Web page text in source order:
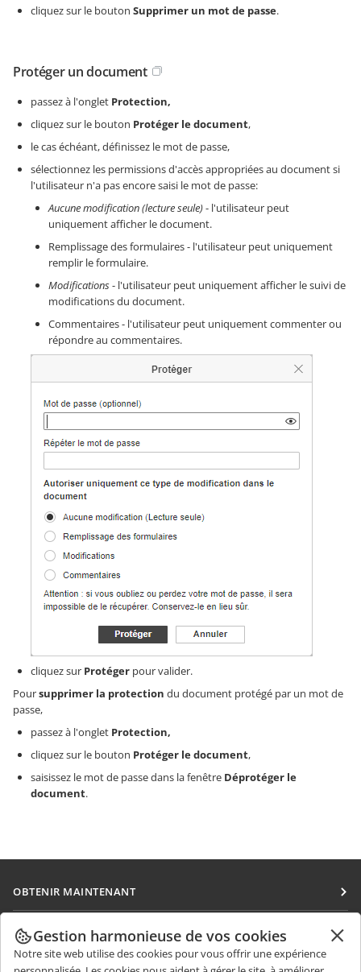
cliquez sur le bouton Supprimer un mot de passe.
Protéger un document
passez à l'onglet Protection,
cliquez sur le bouton Protéger le document,
le cas échéant, définissez le mot de passe,
sélectionnez les permissions d'accès appropriées au document si
l'utilisateur n'a pas encore saisi le mot de passe:
Aucune modification (lecture seule)- l'utilisateur peut
uniquement afficher le document.
Remplissage des formulaires - l'utilisateur peut uniquement
remplir le formulaire.
Modifications- l'utilisateur peut uniquement afficher le suivi de
modifications du document.
Commentaires - l'utilisateur peut uniquement commenter ou
répondre au commentaires.
cliquez sur Protéger pour valider.
Poursupprimer la protection du document protégé par un mot de
passe,
passez à l'onglet Protection,
cliquez sur le bouton Protéger le document,
saisissez le mot de passe dans la fenêtre Déprotéger le
document.
OBTENIR MAINTENANT
Docs
DocSpace
COLLABORATION
Pour les contributeurs
OBTENIR DES NOUVELLES
Gestion harmonieuse de vos cookies
Notre site web utilise des cookies pour vous offrir une expérience